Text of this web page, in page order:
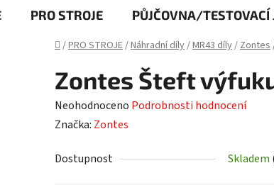
PRO STROJE PŮJČOVNA/TESTOVACÍ
Domů
/PRO STROJE/Náhradní díly/MR43 díly/Zontes
Zontes Šteft
Průměrné
hodnocení
je
Neohodnoceno Podrobnosti hodnocení
Značka: Zontes
Dostupnost Skladem